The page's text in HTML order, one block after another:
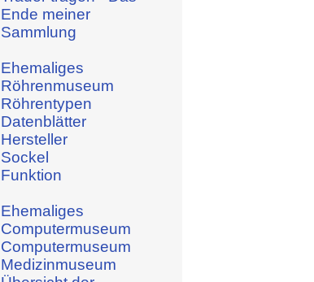
Ende meiner
Sammlung
Ehemaliges
Röhrenmuseum
Röhrentypen
Datenblätter
Hersteller
Sockel
Funktion
Ehemaliges
Computermuseum
Computermuseum
Medizinmuseum